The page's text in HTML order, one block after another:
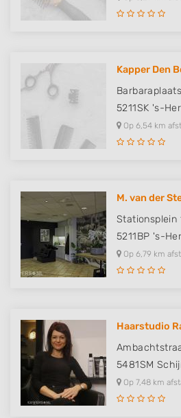
Kapper Den
5211SK 's-
Op 6,54 km
M. van der
Stationsplein
5211BP 's-
Op 6,79 km
Haarstudio
5481SM
Op 7,48 km